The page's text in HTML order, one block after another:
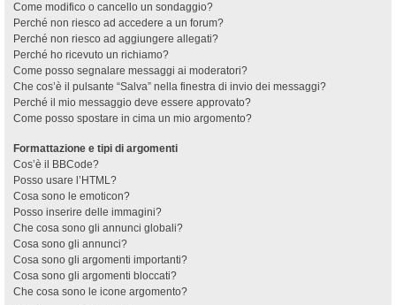
Come modifico o cancello un sondaggio?
Perché non riesco ad accedere a un forum?
Perché non riesco ad aggiungere allegati?
Perché ho ricevuto un richiamo?
Come posso segnalare messaggi ai moderatori?
Che cos’è il pulsante “Salva” nella finestra di invio dei messaggi?
Perché il mio messaggio deve essere approvato?
Come posso spostare in cima un mio argomento?
Formattazione e tipi di argomenti
Cos’è il BBCode?
Posso usare l’HTML?
Cosa sono le emoticon?
Posso inserire delle immagini?
Che cosa sono gli annunci globali?
Cosa sono gli annunci?
Cosa sono gli argomenti importanti?
Cosa sono gli argomenti bloccati?
Che cosa sono le icone argomento?